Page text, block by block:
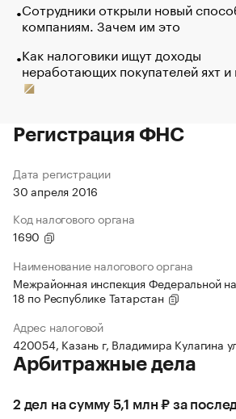
Сотрудники открыли новый
компаниям. Зачем им это
Как налоговики ищут доходы
неработающих покупателей яхт и
Регистрация ФНС
Дата регистрации
30 апреля 2016
Код налогового органа
1690
Наименование налогового органа
Межрайонная инспекция Федеральной
18 по Республике Татарстан
Адрес налоговой
420054, Казань г, Владимира Кулагина
Арбитражные дела
2 дел на сумму 5,1 млн ₽ за